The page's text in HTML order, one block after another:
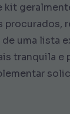
kit
procurados,
uma lista
tranquila e